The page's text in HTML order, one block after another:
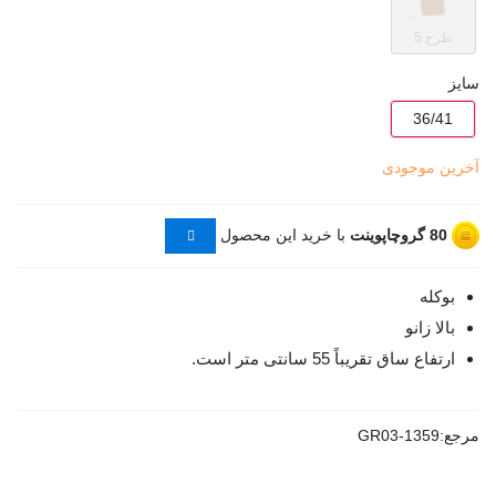
طرح 5
سایز
36/41
آخرین موجودی
80گروچاپوینت با خرید این محصول
بوکله
بالا زانو
ارتفاع ساق تقریباً 55 سانتی متر است.
مرجع:GR03-1359